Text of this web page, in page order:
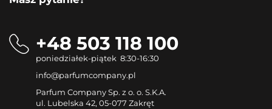
+48 503 118 100
poniedziałek-piątek 8:30-16:30
info@parfumcompany.pl
Parfum Company Sp. z o. o. S.K.A.
ul. Lubelska 42, 05-077 Zakręt